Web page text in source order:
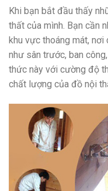
Khi bạn bắt đầu thấy
thất của mình. Bạn cần
khu vực thoáng mát,
như sân trước, ban
thức này với cường độ
chất lượng của đồ nội